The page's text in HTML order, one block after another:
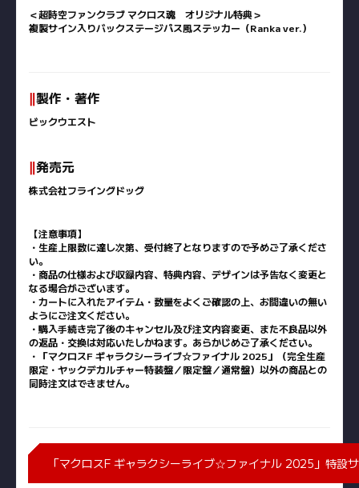
＜超時空ファンクラブ マクロス魂 オリジナル特典＞
複製サイン入りバックステージパス風ステッカー（Ranka ver.）
‖製作・著作
ビックウエスト
‖発売元
株式会社フライングドッグ
【注意事項】
・生産上限数に達し次第、受付終了となりますので予めご了承くださ
い。
・商品の仕様および収録内容、特典内容、デザインは予告なく変更と
なる場合がございます。
・カートに入れたアイテム・数量をよくご確認の上、お間違いの無い
ようにご注文ください。
・購入手続き完了後のキャンセル及び注文内容変更、また不良品以外
の返品・交換は対応いたしかねます。あらかじめご了承ください。
・「マクロスF ギャラクシーライブ☆ファイナル 2025」（完全生産
限定・ヤックデカルチャー特装盤／限定盤／通常盤）以外の商品との
同時注文はできません。
「マクロスF ギャラクシーライブ☆ファイナル 2025」特設